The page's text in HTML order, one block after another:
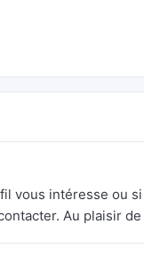
vous intéresse ou
Au plaisir